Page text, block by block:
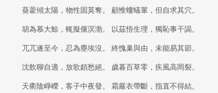
葵藿傾太陽，物性固莫奪。 顧惟螻蟻輩，但自求其穴。
胡為慕大鯨，輒擬偃溟渤。 以茲悟生理，獨恥事干謁。
兀兀遂至今，忍為塵埃沒。 終愧巢與由，未能易其節。
沈飲聊自適，放歌頗愁絕。 歲暮百草零，疾風高岡裂。
天衢陰崢嶸，客子中夜發。 霜嚴衣帶斷，指直不得結。